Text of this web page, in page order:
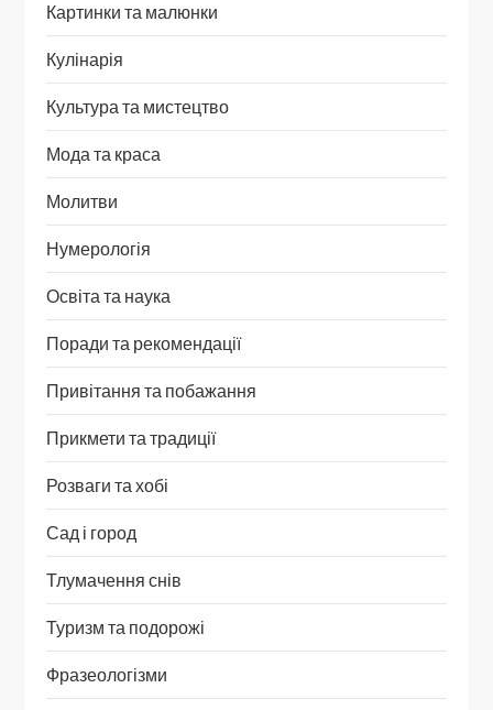
Картинки та малюнки
Кулінарія
Культура та мистецтво
Мода та краса
Молитви
Нумерологія
Освіта та наука
Поради та рекомендації
Привітання та побажання
Прикмети та традиції
Розваги та хобі
Сад і город
Тлумачення снів
Туризм та подорожі
Фразеологізми